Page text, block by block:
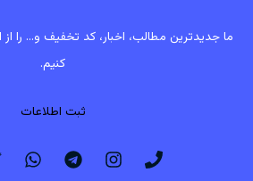
ما جدیدترین مطالب، اخبار، کد تخفیف و... را
کنیم.
ثبت اطلاعات